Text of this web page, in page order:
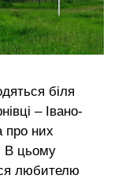
біля
– Івано-
про них
В цьому
любителю